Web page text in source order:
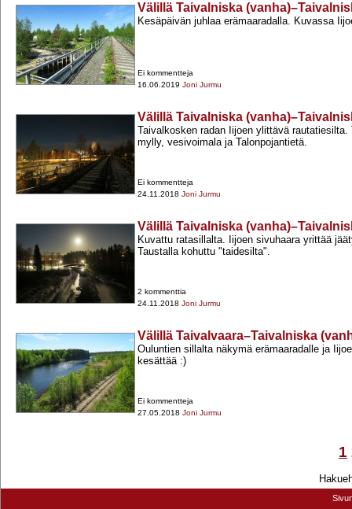
Välillä Taivalniska
Kesäpäivän juhlaa erämaaradalla. Kuvassa
Ei kommentteja
16.06.2019 Joni Jurmu
Välillä Taivalniska
Taivalkosken radan Iijoen ylittävä rautatiesilta.
mylly, vesivoimala ja Talonpojantietä.
Ei kommentteja
24.11.2018 Joni Jurmu
Välillä Taivalniska
Kuvattu ratasillalta. Iijoen sivuhaara yrittää
Taustalla kohuttu "taidesilta".
2 kommenttia
24.11.2018 Joni Jurmu
Välillä Taivalvaara–Taivalniska
Ouluntien sillalta näkymä erämaaradalle ja
kesättää :)
Ei kommentteja
27.05.2018 Joni Jurmu
1